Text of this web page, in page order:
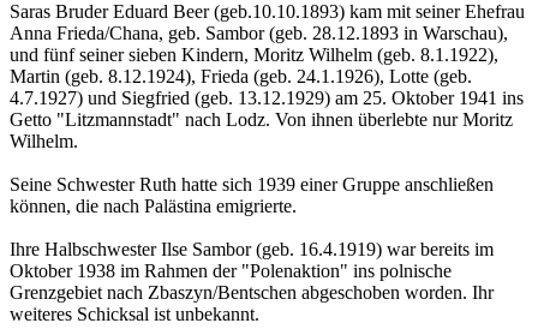
Saras Bruder Eduard Beer (geb.10.10.1893) kam mit seiner Ehefrau
Anna Frieda/Chana, geb. Sambor (geb. 28.12.1893 in Warschau),
und fünf seiner sieben Kindern, Moritz Wilhelm (geb. 8.1.1922),
Martin (geb. 8.12.1924), Frieda (geb. 24.1.1926), Lotte (geb.
4.7.1927) und Siegfried (geb. 13.12.1929) am 25. Oktober 1941 ins
Getto "Litzmannstadt" nach Lodz. Von ihnen überlebte nur Moritz
Wilhelm.
Seine Schwester Ruth hatte sich 1939 einer Gruppe anschließen
können, die nach Palästina emigrierte.
Ihre Halbschwester Ilse Sambor (geb. 16.4.1919) war bereits im
Oktober 1938 im Rahmen der "Polenaktion" ins polnische
Grenzgebiet nach Zbaszyn/Bentschen abgeschoben worden. Ihr
weiteres Schicksal ist unbekannt.